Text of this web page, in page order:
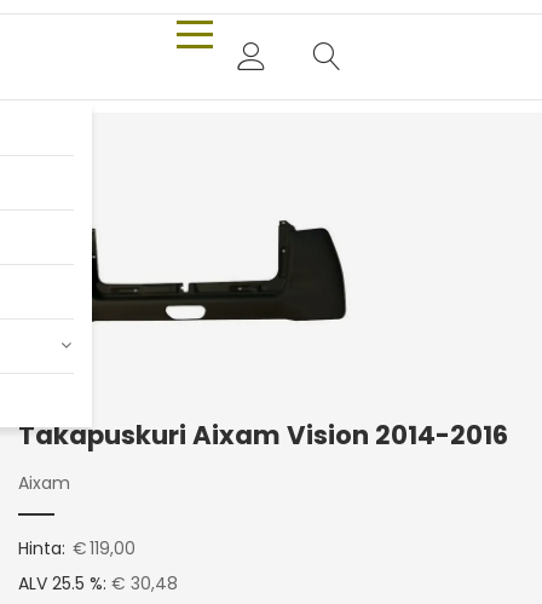
Takapuskuri Aixam Vision 2014-2016
Aixam
Hinta: €119,00
ALV 25.5 %: € 30,48